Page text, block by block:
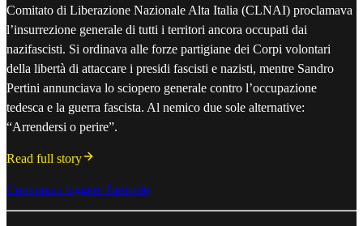
Comitato di Liberazione Nazionale Alta Italia (CLNAI) proclamava
l’insurrezione generale di tutti i territori ancora occupati dai
nazifascisti. Si ordinava alle forze partigiane dei Corpi volontari
della libertà di attaccare i presidi fascisti e nazisti, mentre Sandro
Pertini annunciava lo sciopero generale contro l’occupazione
tedesca e la guerra fascista. Al nemico due sole alternative:
“Arrendersi o perire”.
Read full story
Continua a leggere l'articolo